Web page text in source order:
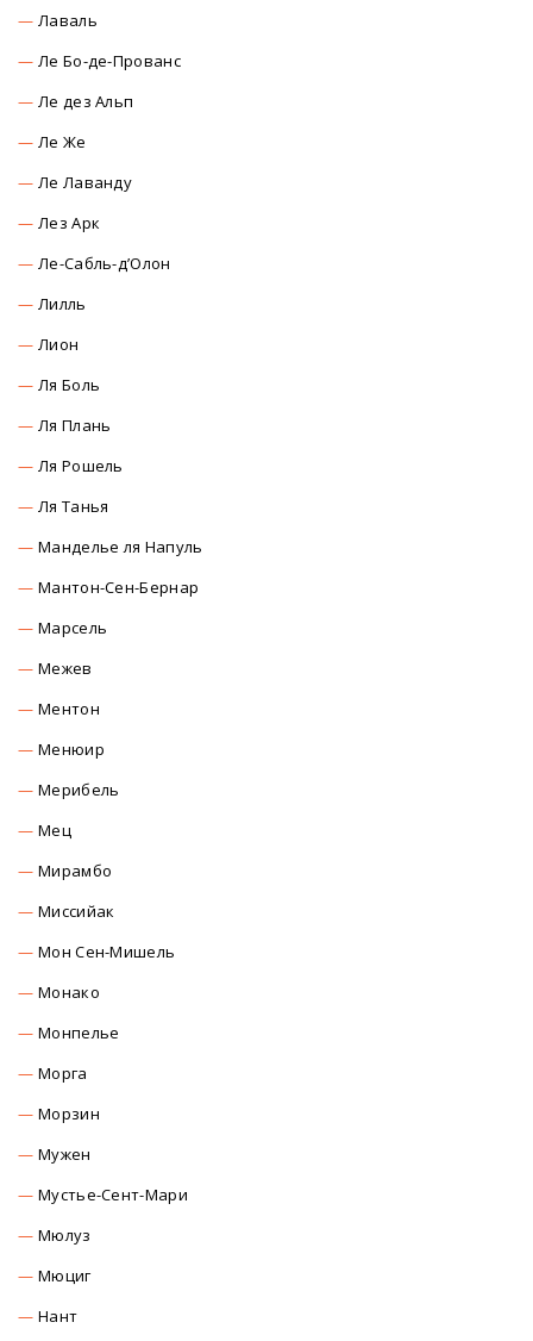
Лаваль
Ле Бо-де-Прованс
Ле дез Альп
Ле Же
Ле Лаванду
Лез Арк
Ле-Сабль-д’Олон
Лилль
Лион
Ля Боль
Ля Плань
Ля Рошель
Ля Танья
Манделье ля Напуль
Мантон-Сен-Бернар
Марсель
Межев
Ментон
Менюир
Мерибель
Мец
Мирамбо
Миссийак
Мон Сен-Мишель
Монако
Монпелье
Морга
Морзин
Мужен
Мустье-Сент-Мари
Мюлуз
Мюциг
Нант